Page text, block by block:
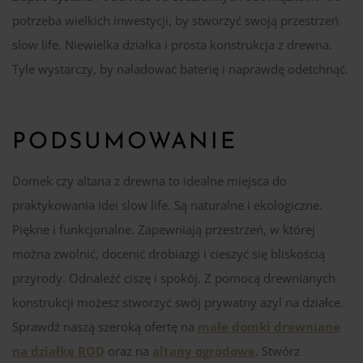
potrzeba wielkich inwestycji, by stworzyć swoją przestrzeń
slow life. Niewielka działka i prosta konstrukcja z drewna.
Tyle wystarczy, by naładować baterię i naprawdę odetchnąć.
PODSUMOWANIE
Domek czy altana z drewna to idealne miejsca do
praktykowania idei slow life. Są naturalne i ekologiczne.
Piękne i funkcjonalne. Zapewniają przestrzeń, w której
można zwolnić, docenić drobiazgi i cieszyć się bliskością
przyrody. Odnaleźć ciszę i spokój. Z pomocą drewnianych
konstrukcji możesz stworzyć swój prywatny azyl na działce.
Sprawdź naszą szeroką ofertę na małe domki drewniane
na działkę ROD oraz na altany ogrodowe . Stwórz